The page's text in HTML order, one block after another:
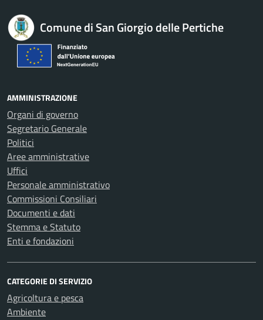
Comune di San Giorgio delle Pertiche
AMMINISTRAZIONE
Organi di governo
Segretario Generale
Politici
Aree amministrative
Uffici
Personale amministrativo
Commissioni Consiliari
Documenti e dati
Stemma e Statuto
Enti e fondazioni
CATEGORIE DI SERVIZIO
Agricoltura e pesca
Ambiente